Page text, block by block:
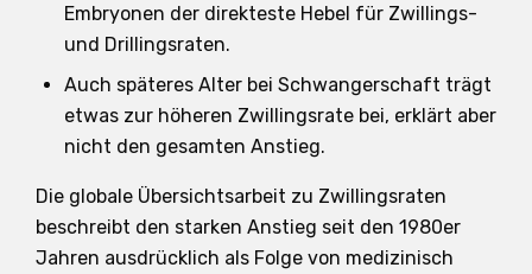
Embryonen der direkteste Hebel für Zwillings-
und Drillingsraten.
Auch späteres Alter bei Schwangerschaft trägt
etwas zur höheren Zwillingsrate bei, erklärt aber
nicht den gesamten Anstieg.
Die globale Übersichtsarbeit zu Zwillingsraten
beschreibt den starken Anstieg seit den 1980er
Jahren ausdrücklich als Folge von medizinisch